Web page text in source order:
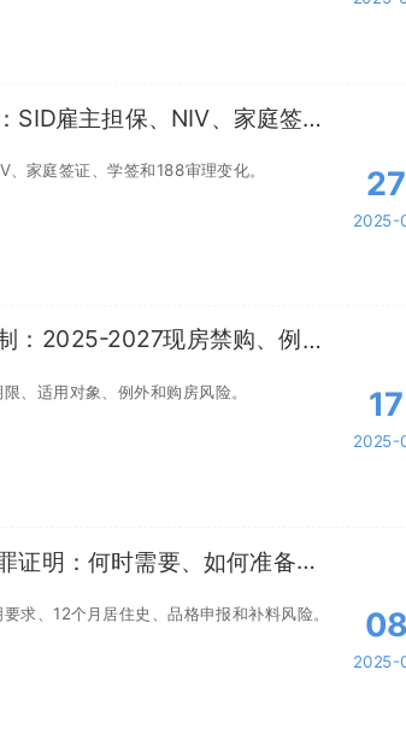
SID雇主担保、NIV、家庭签证
家庭签证、学签和188审理变化。 27
2025-
：2025-2027现房禁购、例外
、适用对象、例外和购房风险。
17
2025-
证明：何时需要、如何准备和
求、12个月居住史、品格申报和补料风险。
08
2025-